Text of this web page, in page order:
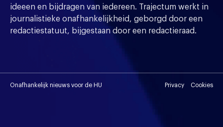
ideeen en bijdragen van iedereen. Trajectum werkt in
journalistieke onafhankelijkheid, geborgd door een
redactiestatuut, bijgestaan door een redactieraad.
Onafhankelijk nieuws voor de HU Privacy Cookies